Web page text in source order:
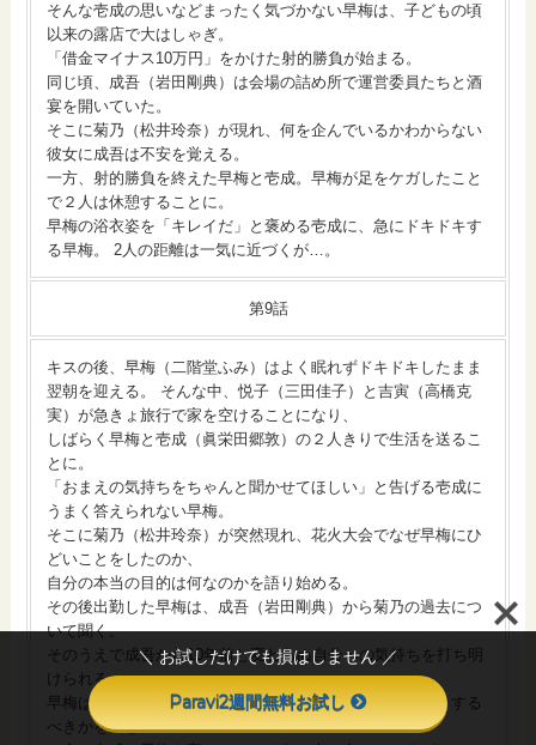
そんな壱成の思いなどまったく気づかない早梅は、子どもの頃
以来の露店で大はしゃぎ。
「借金マイナス10万円」をかけた射的勝負が始まる。
同じ頃、成吾（岩田剛典）は会場の詰め所で運営委員たちと酒
宴を開いていた。
そこに菊乃（松井玲奈）が現れ、何を企んでいるかわからない
彼女に成吾は不安を覚える。
一方、射的勝負を終えた早梅と壱成。早梅が足をケガしたこと
で２人は休憩することに。
早梅の浴衣姿を「キレイだ」と褒める壱成に、急にドキドキす
る早梅。 2人の距離は一気に近づくが…。
第9話
キスの後、早梅（二階堂ふみ）はよく眠れずドキドキしたまま
翌朝を迎える。 そんな中、悦子（三田佳子）と吉寅（高橋克
実）が急きょ旅行で家を空けることになり、
しばらく早梅と壱成（眞栄田郷敦）の２人きりで生活を送るこ
とに。
「おまえの気持ちをちゃんと聞かせてほしい」と告げる壱成に
うまく答えられない早梅。
そこに菊乃（松井玲奈）が突然現れ、花火大会でなぜ早梅にひ
どいことをしたのか、
自分の本当の目的は何なのかを語り始める。
その後出勤した早梅は、成吾（岩田剛典）から菊乃の過去につ
いて聞く。
そのうえで成吾から10年前と変わらぬ自分への気持ちを打ち明
けられる。
早梅は壱成、成吾、菊乃の思いの中で葛藤し、自分はどうする
べきかを悩む。
＼ お試しだけでも損はしません ／
Paravi2週間無料お試し